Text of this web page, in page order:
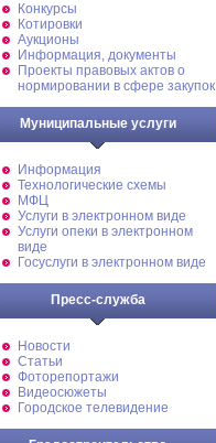
Конкурсы
Котировки
Аукционы
Информация, документы
Проекты правовых актов о
нормировании в сфере закупок
Муниципальные услуги
Информация
Технологические схемы
МФЦ
Услуги в электронном виде
Услуги опеки в электронном
виде
Госуслуги в электронном виде
Пресс-служба
Новости
Статьи
Фоторепортажи
Видеосюжеты
Городское телевидение